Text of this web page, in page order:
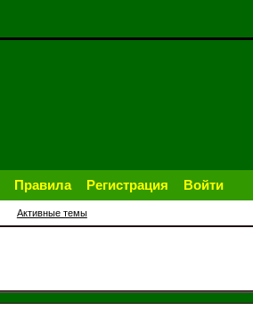
Правила Регистрация Войти
Активные темы